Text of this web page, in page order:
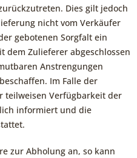
Dies gilt jedoch
nicht vom Verkäufer
gebotenen Sorgfalt ein
dem Zulieferer abgeschlossen
Anstrengungen
Im Falle der
teilweisen Verfügbarkeit der
informiert und die
zur Abholung an, so kann